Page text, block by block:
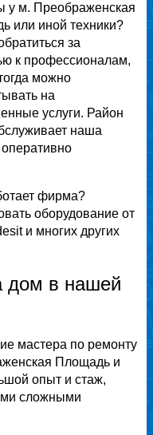
у м. Преображенская
или иной техники?
за
к профессионалам,
можно
на
услуги. Район
наша
фирма?
оборудование от
и многих других
дом в нашей
мастера по ремонту
Площадь и
опыт и стаж,
сложными